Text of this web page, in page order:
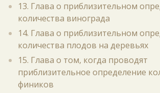
13. Глава о приблизительном
количества винограда
14. Глава о приблизительном
количества плодов на деревьях
15. Глава о том, когда проводят
приблизительное определение
фиников